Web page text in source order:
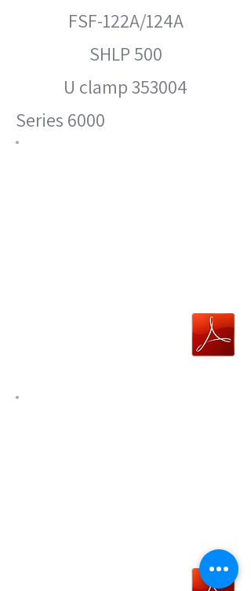
FSF-122A/124A
SHLP 500
U clamp 353004
Series 6000